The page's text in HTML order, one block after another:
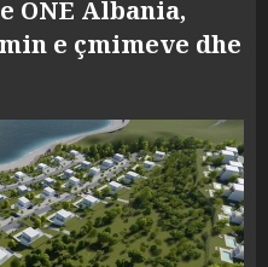
ONE Albania,
e çmimeve dhe